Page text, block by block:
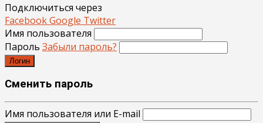
Подключиться через
FacebookGoogle Twitter
Имя пользователя
Пароль Забыли пароль?
Логин
Сменить пароль
Имя пользователя или E-mail